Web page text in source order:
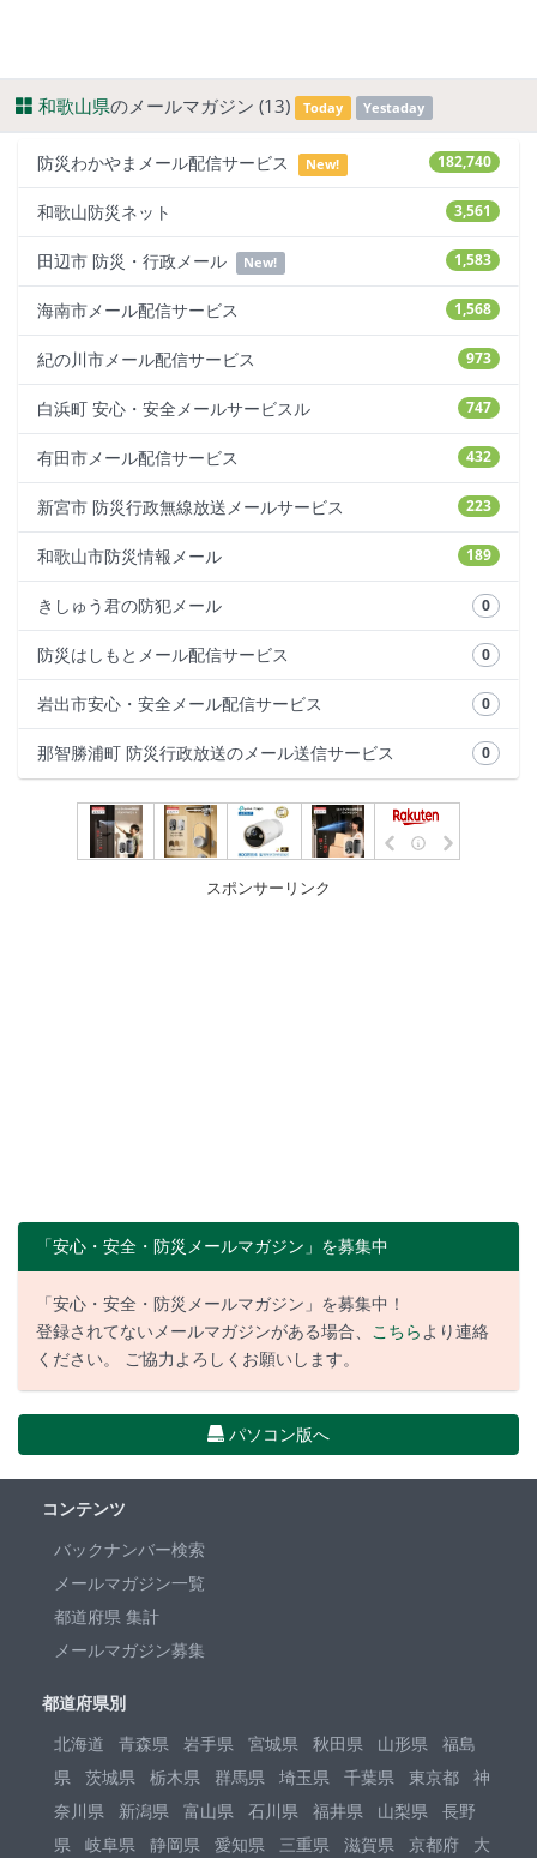
和歌山県のメールマガジン (13) Today Yestaday
182,740
防災わかやまメール配信サービス New!
3,561
和歌山防災ネット
1,583
田辺市 防災・行政メール New!
1,568
海南市メール配信サービス
973
紀の川市メール配信サービス
747
白浜町 安心・安全メールサービスル
432
有田市メール配信サービス
223
新宮市 防災行政無線放送メールサービス
189
和歌山市防災情報メール
0
きしゅう君の防犯メール
0
防災はしもとメール配信サービス
0
岩出市安心・安全メール配信サービス
0
那智勝浦町 防災行政放送のメール送信サービス
スポンサーリンク
「安心・安全・防災メールマガジン」を募集中
「安心・安全・防災メールマガジン」を募集中！
登録されてないメールマガジンがある場合、 こちらより連絡
ください。 ご協力よろしくお願いします。
パソコン版へ
コンテンツ
バックナンバー検索
メールマガジン一覧
都道府県 集計
メールマガジン募集
都道府県別
北海道
青森県 岩手県 宮城県 秋田県 山形県
福島
県
茨城県 栃木県 群馬県 埼玉県 千葉県 東京都
神
奈川県
新潟県 富山県 石川県 福井県 山梨県
長野
県
岐阜県 静岡県 愛知県 三重県 滋賀県 京都府 大